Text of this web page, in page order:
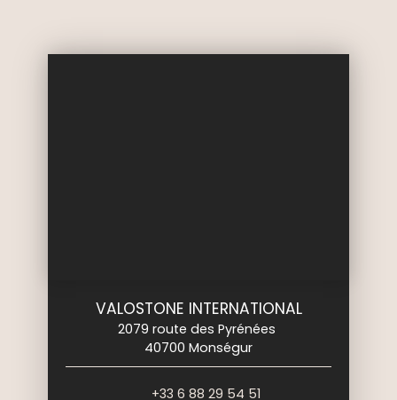
VALOSTONE INTERNATIONAL
2079 route des Pyrénées
40700 Monségur
+33 6 88 29 54 51